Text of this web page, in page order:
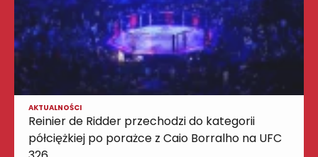
AKTUALNOŚCI
Reinier de Ridder przechodzi do kategorii
półciężkiej po porażce z Caio Borralho na UFC